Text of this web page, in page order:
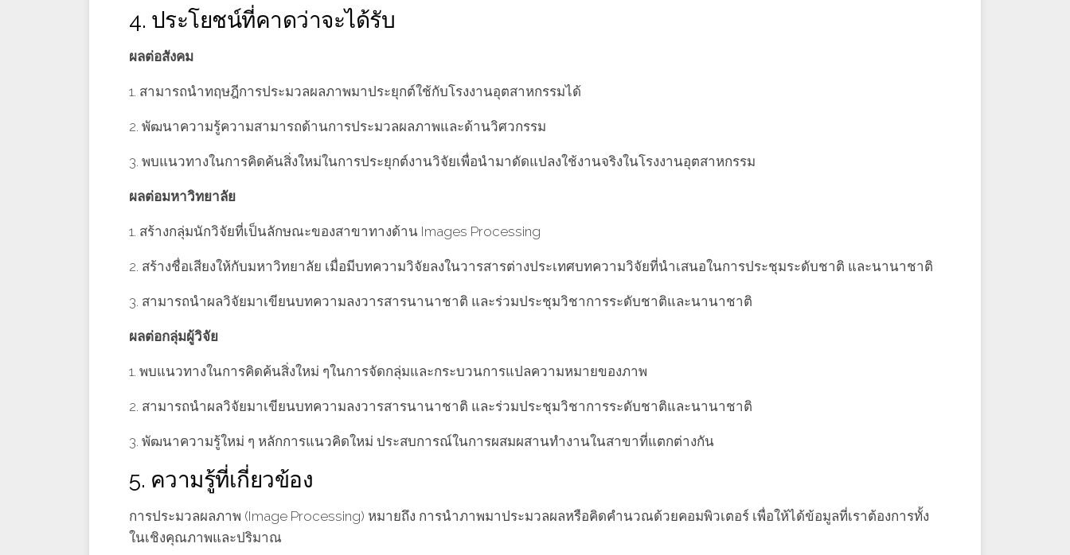
4. ประโยชน์ที่คาดว่าจะได้รับ
ผลต่อสังคม
1. สามารถนําทฤษฎีการประมวลผลภาพมาประยุกต์ใช้กับโรงงานอุตสาหกรรมได้
2. พัฒนาความรู้ความสามารถด้านการประมวลผลภาพและด้านวิศวกรรม
3. พบแนวทางในการคิดค้นสิ่งใหม่ในการประยุกต์งานวิจัยเพื่อนํามาดัดแปลงใช้งานจริงในโรงงานอุตสาหกรรม
ผลต่อมหาวิทยาลัย
1. สร้างกลุ่มนักวิจัยที่เป็นลักษณะของสาขาทางด้าน Images Processing
2. สร้างชื่อเสียงให้กับมหาวิทยาลัย เมื่อมีบทความวิจัยลงในวารสารต่างประเทศบทความวิจัยที่นําเสนอในการประชุมระดับชาติ และนานาชาติ
3. สามารถนําผลวิจัยมาเขียนบทความลงวารสารนานาชาติ และร่วมประชุมวิชาการระดับชาติและนานาชาติ
ผลต่อกลุ่มผู้วิจัย
1. พบแนวทางในการคิดค้นสิ่งใหม่ ๆในการจัดกลุ่มและกระบวนการแปลความหมายของภาพ
2. สามารถนําผลวิจัยมาเขียนบทความลงวารสารนานาชาติ และร่วมประชุมวิชาการระดับชาติและนานาชาติ
3. พัฒนาความรู้ใหม่ ๆ หลักการแนวคิดใหม่ ประสบการณ์ในการผสมผสานทํางานในสาขาที่แตกต่างกัน
5. ความรู้ที่เกี่ยวข้อง
การประมวลผลภาพ (Image Processing) หมายถึง การนำภาพมาประมวลผลหรือคิดคำนวณด้วยคอมพิวเตอร์ เพื่อให้ได้ข้อมูลที่เราต้องการทั้ง
ในเชิงคุณภาพและปริมาณ